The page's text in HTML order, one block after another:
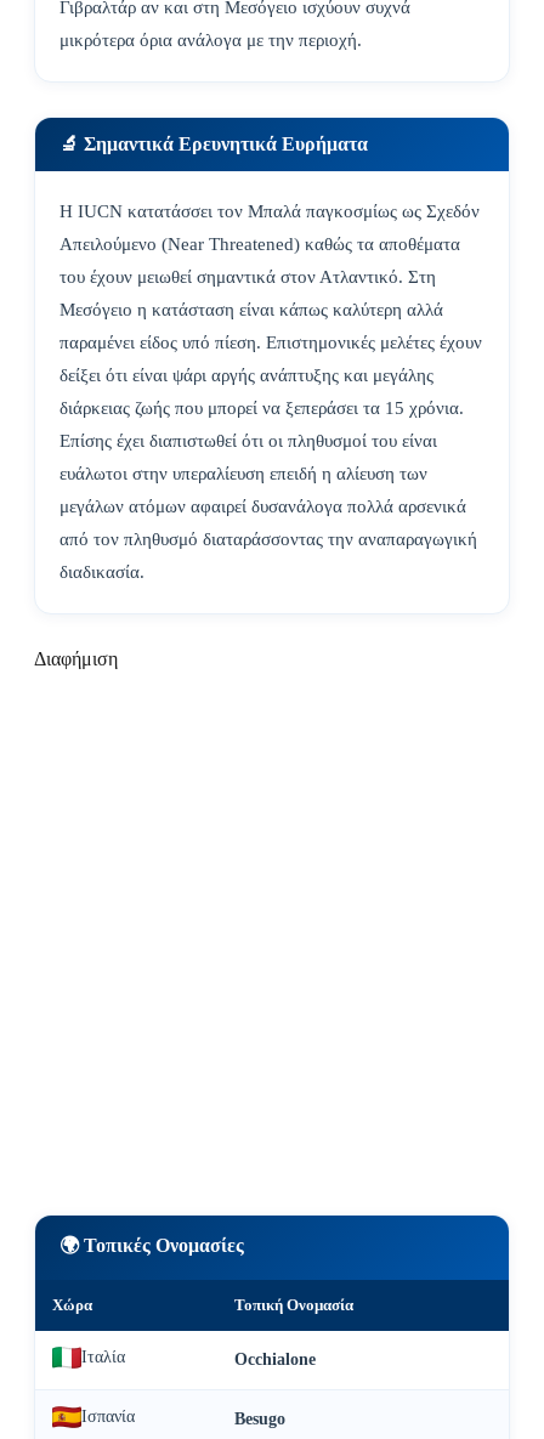
Γιβραλτάρ αν και στη Μεσόγειο ισχύουν συχνά
μικρότερα όρια ανάλογα με την περιοχή.
🔬 Σημαντικά Ερευνητικά Ευρήματα
Η IUCN κατατάσσει τον Μπαλά παγκοσμίως ως Σχεδόν
Απειλούμενο (Near Threatened) καθώς τα αποθέματα
του έχουν μειωθεί σημαντικά στον Ατλαντικό. Στη
Μεσόγειο η κατάσταση είναι κάπως καλύτερη αλλά
παραμένει είδος υπό πίεση. Επιστημονικές μελέτες έχουν
δείξει ότι είναι ψάρι αργής ανάπτυξης και μεγάλης
διάρκειας ζωής που μπορεί να ξεπεράσει τα 15 χρόνια.
Επίσης έχει διαπιστωθεί ότι οι πληθυσμοί του είναι
ευάλωτοι στην υπεραλίευση επειδή η αλίευση των
μεγάλων ατόμων αφαιρεί δυσανάλογα πολλά αρσενικά
από τον πληθυσμό διαταράσσοντας την αναπαραγωγική
διαδικασία.
Διαφήμιση
🌍 Τοπικές Ονομασίες
Χώρα Τοπική Ονομασία
Ιταλία Occhialone
Ισπανία Besugo